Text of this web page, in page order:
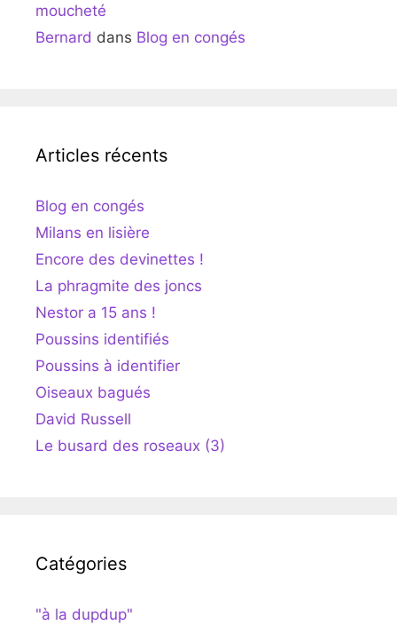
moucheté
Bernard dans Blog en congés
Articles récents
Blog en congés
Milans en lisière
Encore des devinettes !
La phragmite des joncs
Nestor a 15 ans !
Poussins identifiés
Poussins à identifier
Oiseaux bagués
David Russell
Le busard des roseaux (3)
Catégories
"à la dupdup"